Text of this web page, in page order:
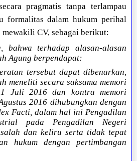
pragmatis tanpa terlampau
formalitas dalam hukum perihal
mewakili CV, sebagai berikut:
bahwa terhadap alasan-alasan
Agung berpendapat:
tersebut dapat dibenarkan,
meneliti secara saksama memori
Juli 2016 dan kontra memori
2016 dihubungkan dengan
Facti, dalam hal ini Pengadilan
pada Pengadilan Negeri
dan keliru serta tidak tepat
hukum dengan pertimbangan